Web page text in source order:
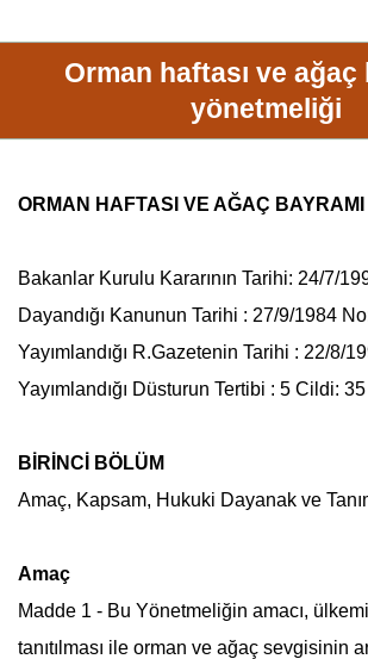
Orman haftası ve ağaç
yönetmeliği
ORMAN HAFTASI VE AĞAÇ BAYRAMI
Bakanlar Kurulu Kararının Tarihi: 24/7/
Dayandığı Kanunun Tarihi : 27/9/1984
Yayımlandığı R.Gazetenin Tarihi : 22/8/
Yayımlandığı Düsturun Tertibi : 5 Cildi:
BİRİNCİ BÖLÜM
Amaç, Kapsam, Hukuki Dayanak ve
Amaç
Madde 1 - Bu Yönetmeliğin amacı,
tanıtılması ile orman ve ağaç sevgisinin